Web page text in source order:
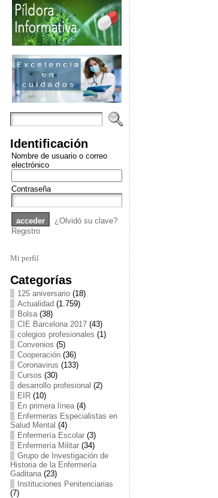
Identificación
Nombre de usuario o correo
electrónico
Contraseña
¿Olvidó su clave?
Registro
Mi perfil
Categorías
125 aniversario(18)
Actualidad (1.759)
Bolsa(38)
CIE Barcelona 2017(43)
colegios profesionales (1)
Convenios (5)
Cooperación(36)
Coronavirus (133)
Cursos (30)
desarrollo profesional (2)
EIR(10)
En primera línea(4)
Enfermeras Especialistas en
Salud Mental (4)
Enfermería Escolar(3)
Enfermería Militar(34)
Grupo de Investigación de
Historia de la Enfermería
Gaditana(23)
Instituciones Penitenciarias
(7)